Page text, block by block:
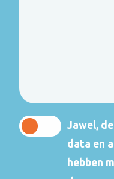
Jawel,
data en
hebben